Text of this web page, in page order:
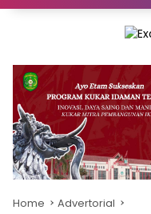
Home Advertorial